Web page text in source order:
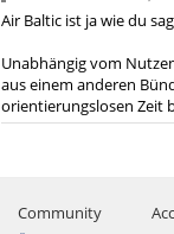
Air Baltic ist ja wie du
Unabhängig vom
aus einem anderen
orientierungslosen Zeit
Community